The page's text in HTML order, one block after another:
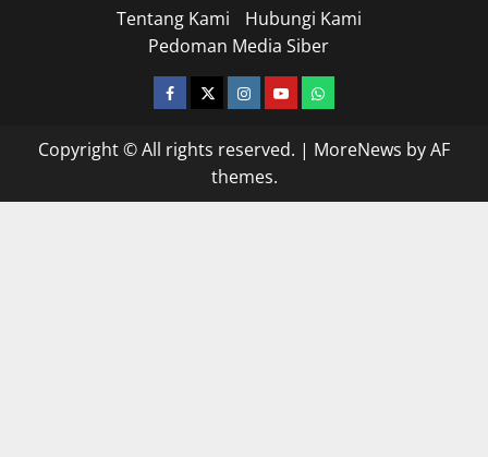
Tentang Kami
Hubungi Kami
Pedoman Media Siber
facebooktwitterinstagram.com
youtubewhatsapp
Copyright © All rights reserved. | MoreNews by AF
themes.